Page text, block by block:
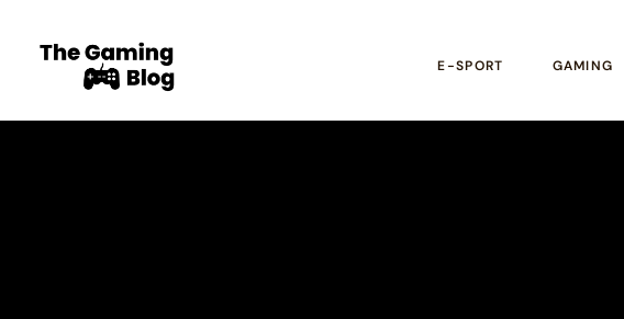
E-SPORT GAMING